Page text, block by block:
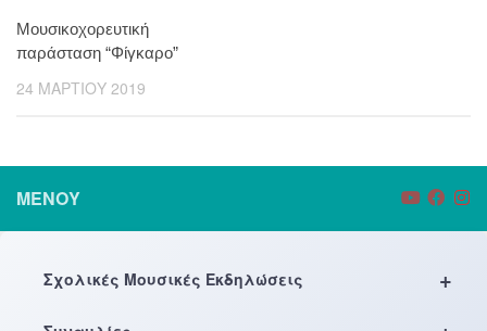
Μουσικοχορευτική
παράσταση “Φίγκαρο”
24 ΜΑΡΤΊΟΥ 2019
ΜΕΝΟΎ
+
Σχολικές Μουσικές Εκδηλώσεις